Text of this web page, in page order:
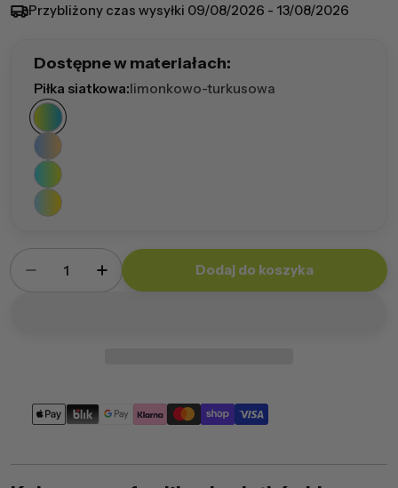
Przybliżony czas wysyłki 09/08/2026 - 13/08/2026
Dostępne w materiałach:
Piłka siatkowa:limonkowo-turkusowa
Ilość
Zmniejsz ilość dla Pufa Piłka Siatkowa
Zwiększ ilość dla Pufa Piłka Siatkowa
Dodaj do koszyka
Metody